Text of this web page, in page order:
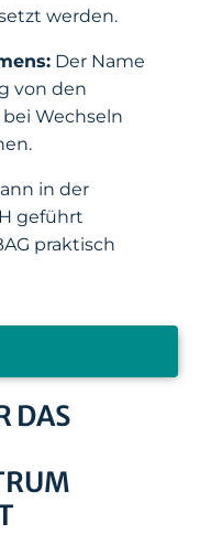
werden.
Der Name
von den
Wechseln
in der
geführt
praktisch
DAS